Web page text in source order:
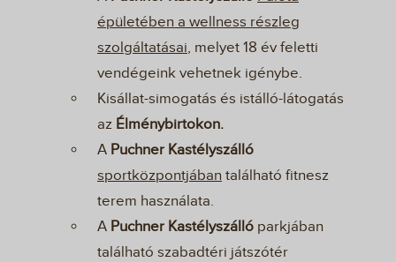
épületében a wellness részleg
szolgáltatásai, melyet 18 év feletti
vendégeink vehetnek igénybe.
Kisállat-simogatás és istálló-látogatás
az Élménybirtokon.
A Puchner Kastélyszálló
sportközpontjában található fitnesz
terem használata.
A Puchner Kastélyszálló parkjában
található szabadtéri játszótér